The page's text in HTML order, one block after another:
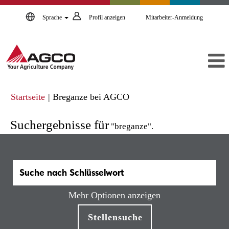
Sprache Profil anzeigen Mitarbeiter-Anmeldung
Startseite | Breganze bei AGCO(aktuelle
Suchergebnisse für"breganze".
Mehr Optionen anzeigen